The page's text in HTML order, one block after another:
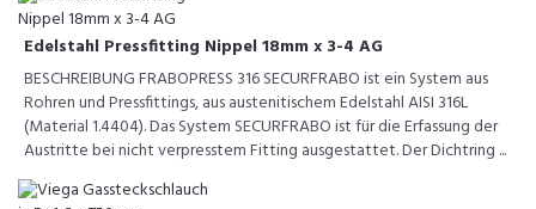
Edelstahl Pressfitting Nippel 18mm x 3-4 AG
BESCHREIBUNG FRABOPRESS 316 SECURFRABO ist ein System aus
Rohren und Pressfittings, aus austenitischem Edelstahl AISI 316L
(Material 1.4404). Das System SECURFRABO ist für die Erfassung der
Austritte bei nicht verpresstem Fitting ausgestattet. Der Dichtring ...